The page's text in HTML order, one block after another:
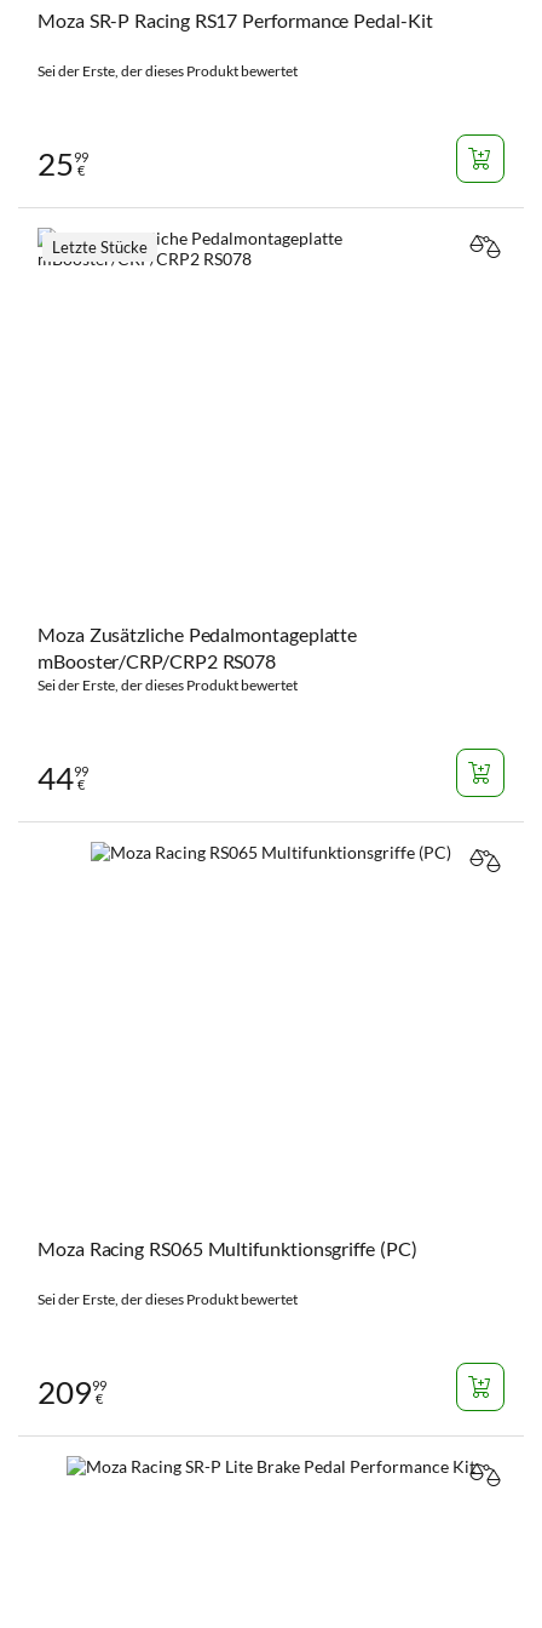
Moza SR-P Racing RS17 Performance Pedal-Kit
Sei der Erste, der dieses Produkt bewertet
2599
€
Moza Zusätzliche Pedalmontageplatte
mBooster/CRP/CRP2 RS078
Sei der Erste, der dieses Produkt bewertet
Letzte Stücke
4499
€
Moza Racing RS065 Multifunktionsgriffe (PC)
Sei der Erste, der dieses Produkt bewertet
20999
€